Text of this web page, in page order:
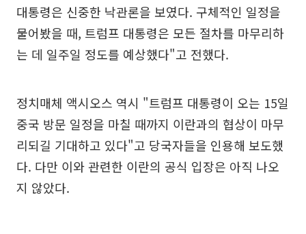
대통령은 신중한 낙관론을 보였다. 구체적인 일정을
물어봤을 때, 트럼프 대통령은 모든 절차를 마무리하
는 데 일주일 정도를 예상했다"고 전했다.
정치매체 액시오스 역시 "트럼프 대통령이 오는 15일
중국 방문 일정을 마칠 때까지 이란과의 협상이 마무
리되길 기대하고 있다"고 당국자들을 인용해 보도했
다. 다만 이와 관련한 이란의 공식 입장은 아직 나오
지 않았다.